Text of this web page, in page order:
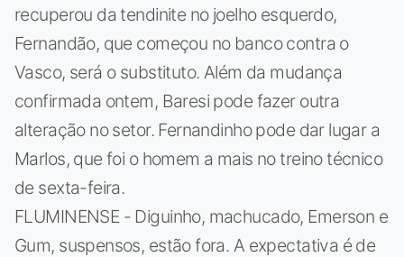
recuperou da tendinite no joelho esquerdo,
Fernandão, que começou no banco contra o
Vasco, será o substituto. Além da mudança
confirmada ontem, Baresi pode fazer outra
alteração no setor. Fernandinho pode dar lugar a
Marlos, que foi o homem a mais no treino técnico
de sexta-feira.
FLUMINENSE - Diguinho, machucado, Emerson e
Gum, suspensos, estão fora. A expectativa é de